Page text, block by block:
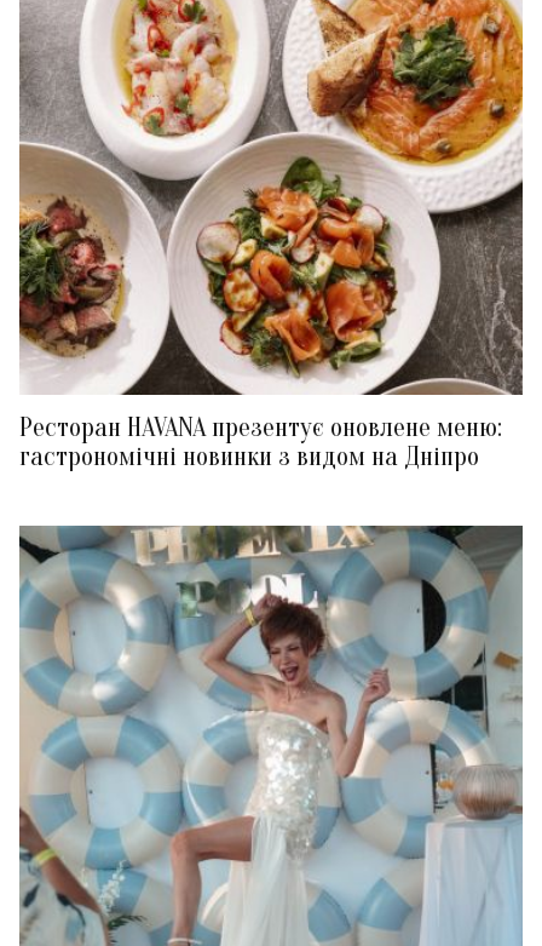
Ресторан HAVANA презентує оновлене меню:
гастрономічні новинки з видом на Дніпро